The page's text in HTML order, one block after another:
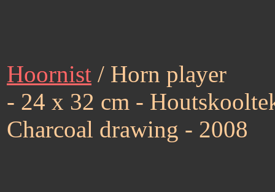
Hoornist / Horn player
- 24 x 32 cm -
Charcoal drawing - 2008